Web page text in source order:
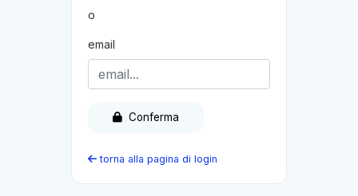
o
email
Conferma
torna alla pagina di login